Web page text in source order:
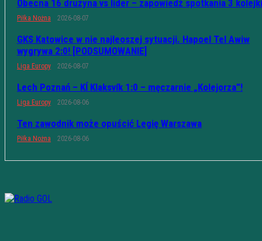
Obecna 16 drużyna vs lider – zapowiedź spotkania 3 kolejki
Piłka Nożna 2026-08-07
GKS Katowice w nie najleoszej sytuacji. Hapoel Tel Awiw
wygrywa 2:0! [PODSUMOWANIE]
Liga Europy 2026-08-07
Lech Poznań – KÍ Klaksvík 1:0 – męczarnie „Kolejorza”!
Liga Europy 2026-08-06
Ten zawodnik może opuścić Legię Warszawa
Piłka Nożna 2026-08-06